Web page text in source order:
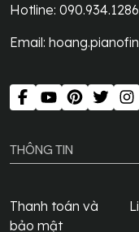
Hotline: 090.934.1286
Email:
THÔNG TIN
Thanh toán và
bảo mật